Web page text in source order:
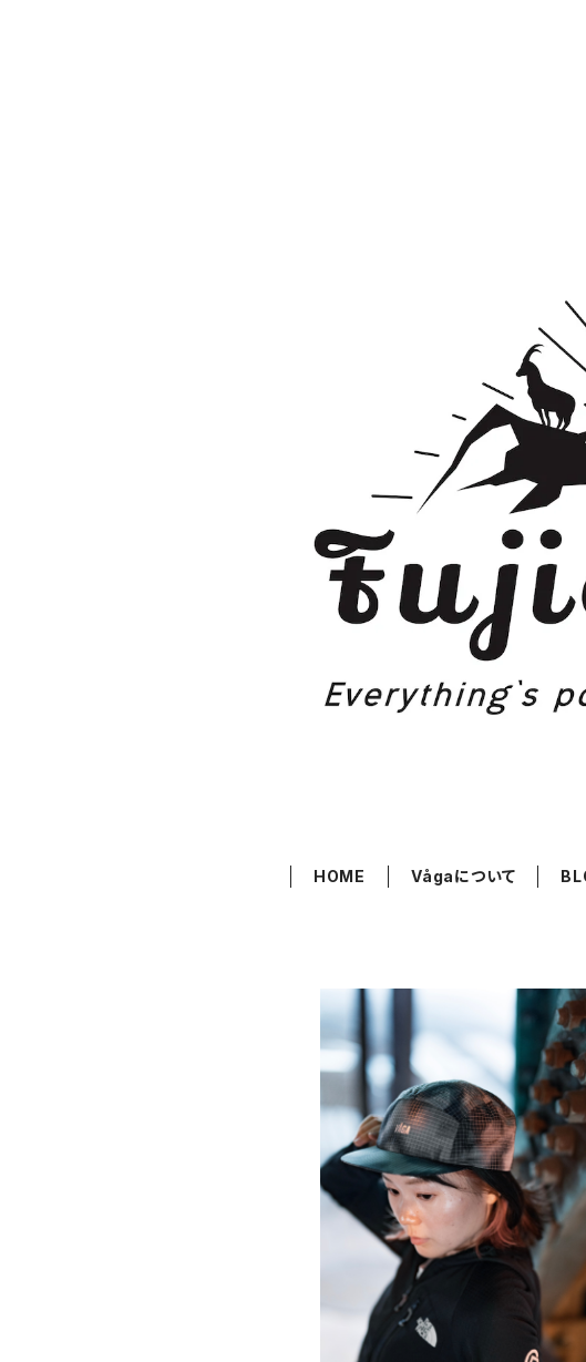
HOME Vågaについて